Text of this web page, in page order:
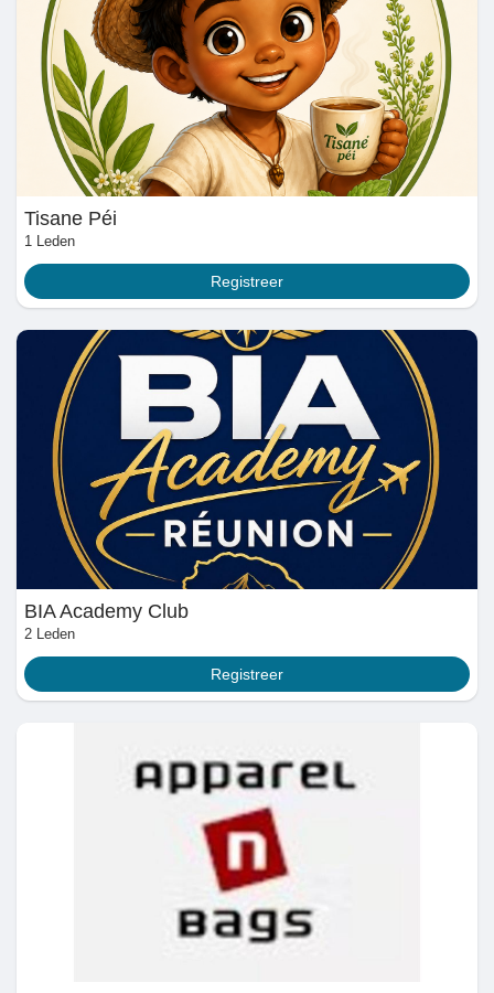
Spellen
Developers
Merits
Entreprises locales
Runsound music
La silver économie
Affiliation Matrice 3x9
Récompenses
Babarun (BBRN)
Calculez vos calories
Tisane Péi
1 Leden
Registreer
BIA Academy Club
2 Leden
Registreer